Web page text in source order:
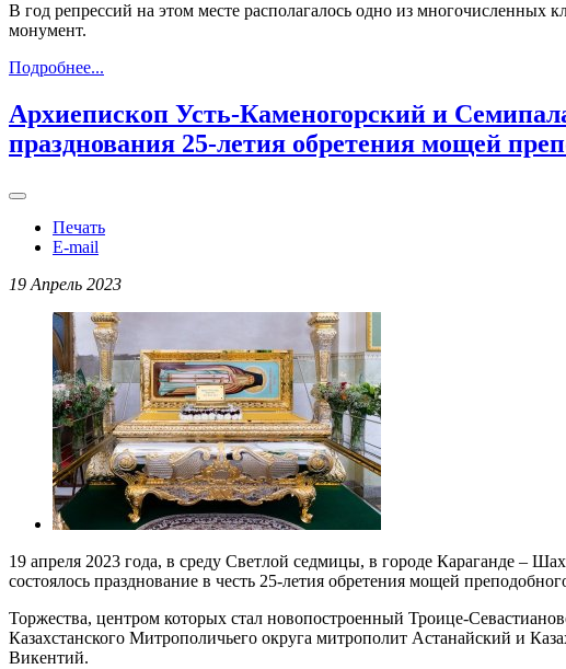
В год репрессий на этом месте располагалось одно из
монумент.
Подробнее...
Архиепископ Усть-Каменогорский и
празднования 25-летия обретения мощей
Печать
E-mail
19 Апрель 2023
19 апреля 2023 года, в среду Светлой седмицы, в городе Караганде –
состоялось празднование в честь 25-летия обретения мощей
Торжества, центром которых стал новопостроенный Троице-
Казахстанского Митрополичьего округа митрополит Астанайский и
Викентий.